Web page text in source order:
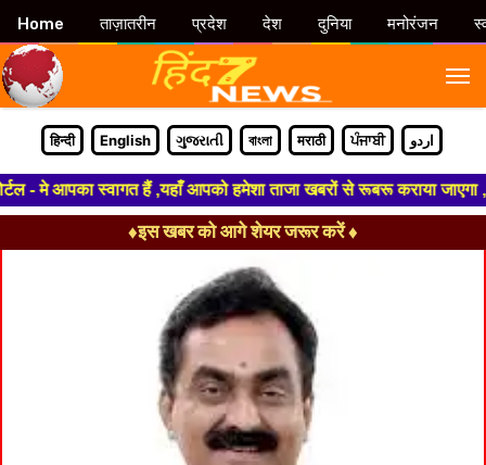
हिन्दी English ગુજરાતી বাংলা मराठी ਪੰਜਾਬੀ اردو
आपका स्वागत हैं ,यहाँ आपको हमेशा ताजा खबरों से रूबरू कराया जाएगा ,
♦इस खबर को आगे शेयर जरूर करें ♦
Home ताज़ातरीन प्रदेश देश दुनिया मनोरंजन